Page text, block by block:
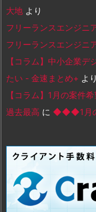
大地 より
フリーランスエンジニ
フリーランスエンジニ
【コラム】中小企業デ
たい - 金速まとめ+ より
【コラム】1月の案件
過去最高 に ◆◆◆1月